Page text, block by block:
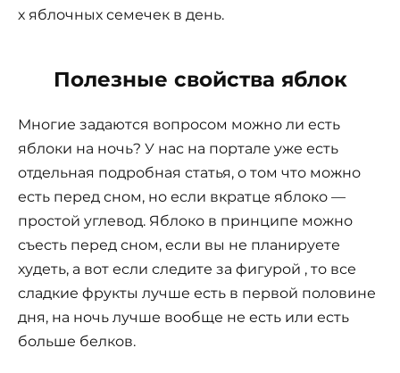
х яблочных семечек в день.
Полезные свойства яблок
Многие задаются вопросом можно ли есть
яблоки на ночь? У нас на портале уже есть
отдельная подробная статья, о том что можно
есть перед сном, но если вкратце яблоко —
простой углевод. Яблоко в принципе можно
съесть перед сном, если вы не планируете
худеть, а вот если следите за фигурой , то все
сладкие фрукты лучше есть в первой половине
дня, на ночь лучше вообще не есть или есть
больше белков.